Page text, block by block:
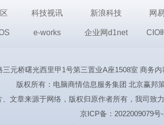
科技视讯 新浪科技 网
e-works 企业网d1net CIO
元桥曙光西里甲1号第三置业A座1508室 商务
版权所有：电脑商情信息服务集团 北京赢邦
文章来源于网络，版权归原作者所有，我司致
京ICP备：2022009079号